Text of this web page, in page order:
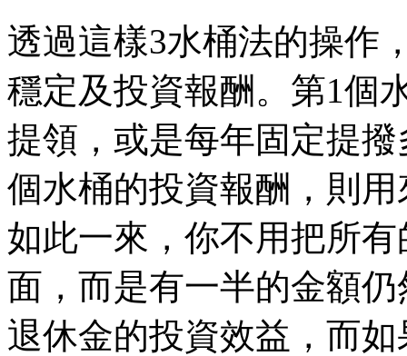
透過這樣3水桶法的操作
穩定及投資報酬。第1個
提領，或是每年固定提
個水桶的投資報酬，則
如此一來，你不用把所
面，而是有一半的金額
退休金的投資效益，而